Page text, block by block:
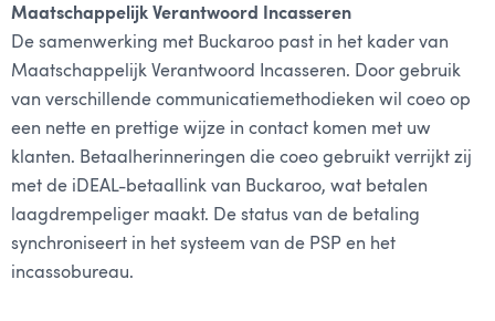
Maatschappelijk Verantwoord Incasseren
De samenwerking met Buckaroo past in het kader van
Maatschappelijk Verantwoord Incasseren. Door gebruik
van verschillende communicatiemethodieken wil coeo op
een nette en prettige wijze in contact komen met uw
klanten. Betaalherinneringen die coeo gebruikt verrijkt zij
met de iDEAL-betaallink van Buckaroo, wat betalen
laagdrempeliger maakt. De status van de betaling
synchroniseert in het systeem van de PSP en het
incassobureau.